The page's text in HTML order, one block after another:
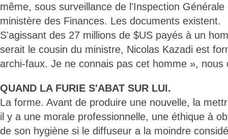
même, sous surveillance de l'Inspection
ministère des Finances. Les documents existent.
S'agissant des 27 millions de $US payés à un
serait le cousin du ministre, Nicolas Kazadi est
archi-faux. Je ne connais pas cet homme », nous
QUAND LA FURIE S'ABAT SUR LUI.
La forme. Avant de produire une nouvelle, la
il y a une morale professionnelle, une éthique à
de son hygiène si le diffuseur a la moindre